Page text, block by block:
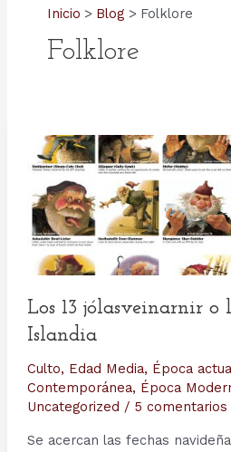
Inicio Blog Folklore
Folklore
Los 13 jólasveinarnir o
Islandia
Culto, Edad Media, Época
Contemporánea, Época
Uncategorized / 5 comentarios
Se acercan las fechas